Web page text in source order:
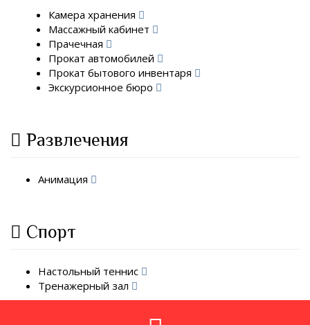
Камера хранения
Массажный кабинет
Прачечная
Прокат автомобилей
Прокат бытового инвентаря
Экскурсионное бюро
Развлечения
Анимация
Спорт
Настольный теннис
Тренажерный зал